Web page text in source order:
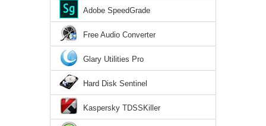
Adobe SpeedGrade
Free Audio Converter
Glary Utilities Pro
Hard Disk Sentinel
Kaspersky TDSSKiller